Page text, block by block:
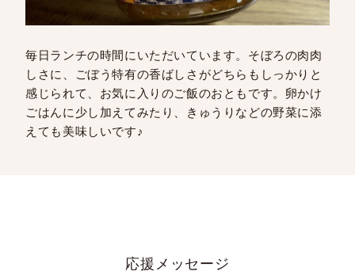
毎日ランチの時間にいただいています。そぼろの肉肉
しさに、ごぼう特有の香ばしさがどちらもしっかりと
感じられて、お気に入りのご飯のおともです。卵かけ
ごはんに少し加えてみたり、きゅうりなどの野菜に添
えても美味しいです♪
応援メッセージ